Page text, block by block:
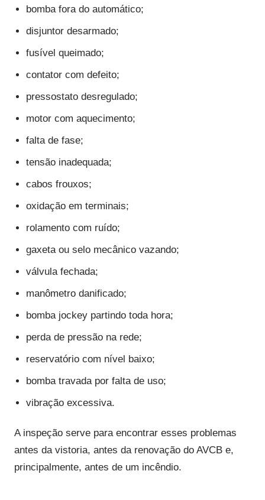
bomba fora do automático;
disjuntor desarmado;
fusível queimado;
contator com defeito;
pressostato desregulado;
motor com aquecimento;
falta de fase;
tensão inadequada;
cabos frouxos;
oxidação em terminais;
rolamento com ruído;
gaxeta ou selo mecânico vazando;
válvula fechada;
manômetro danificado;
bomba jockey partindo toda hora;
perda de pressão na rede;
reservatório com nível baixo;
bomba travada por falta de uso;
vibração excessiva.
A inspeção serve para encontrar esses problemas
antes da vistoria, antes da renovação do AVCB e,
principalmente, antes de um incêndio.